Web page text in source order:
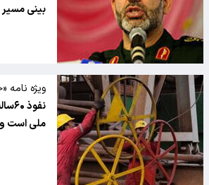
بینی
ویژه
کتاب
خیانت» در
ملی است